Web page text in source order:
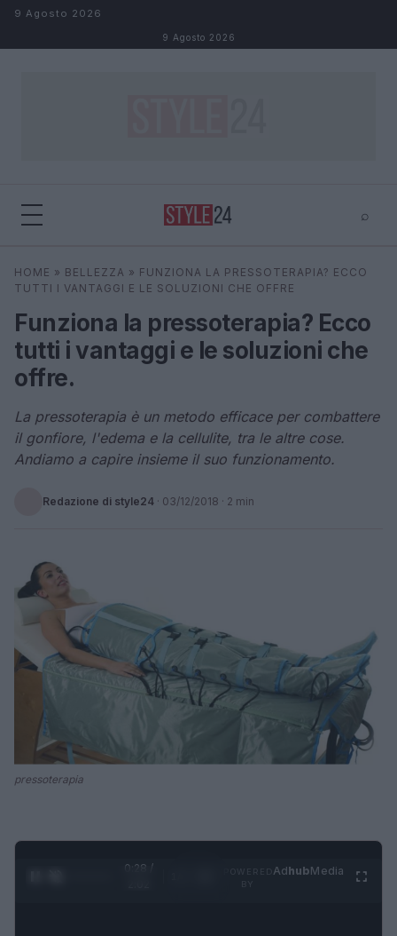
Salta al contenuto
9 Agosto 2026
9 Agosto 2026
⌕
Cerca ⌕ ×
HOME » BELLEZZA » FUNZIONA LA PRESSOTERAPIA? ECCO
TUTTI I VANTAGGI E LE SOLUZIONI CHE OFFRE
Funziona la pressoterapia? Ecco
tutti i vantaggi e le soluzioni che
offre.
La pressoterapia è un metodo efficace per combattere
il gonfiore, l'edema e la cellulite, tra le altre cose.
Andiamo a capire insieme il suo funzionamento.
Redazione di style24 · 03/12/2018 · 2 min
pressoterapia
0:29 /
AdhubMedia